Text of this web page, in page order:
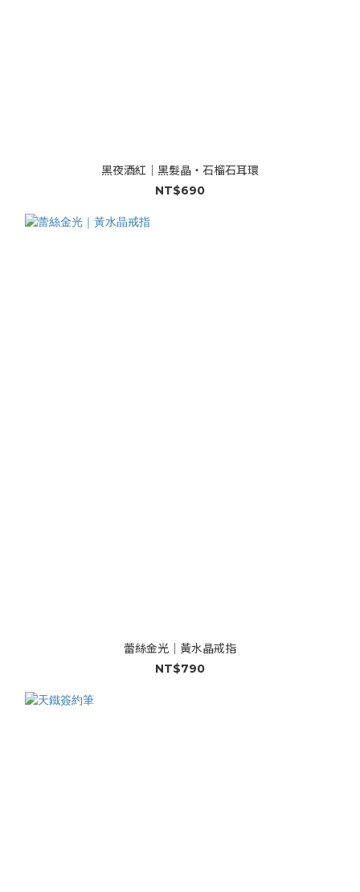
黑夜酒紅｜黑髮晶・石榴石耳環
NT$690
蕾絲金光｜黃水晶戒指
NT$790